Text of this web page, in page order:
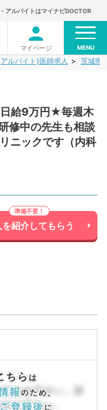
アルバイトはマイナビDOCTOR
マイページ MENU
ルバイト)医師求人 茨城県
日給9万円★毎週木
修中の先生も相談
ニックです（内科
紹介してもらう
わせ下さい。詳
せ下さい。